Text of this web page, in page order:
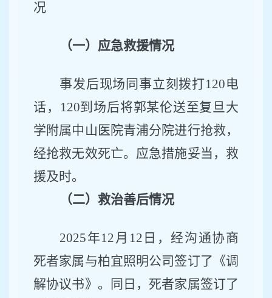
况
（一）应急救援情况
事发后现场同事立刻拨打120电
话，120到场后将郭某伦送至复旦大
学附属中山医院青浦分院进行抢救，
经抢救无效死亡。应急措施妥当，救
援及时。
（二）救治善后情况
2025年12 月 12 日 ，经沟通协商
死者家属与柏宜照明公司签订了《调
解协议书》。同日，死者家属签订了